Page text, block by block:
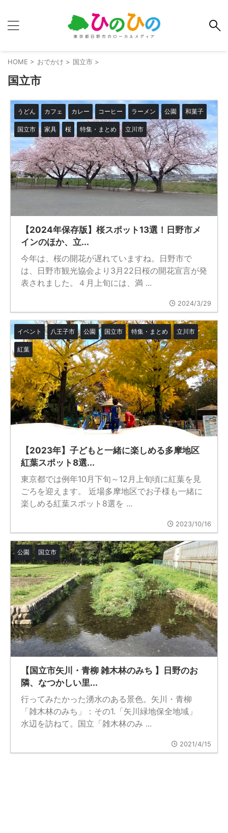
HOME > おでかけ > 国立市 >
国立市
うどん カフェ カレー コーヒー ラーメン 公園 和菓子
国立市 家具 桜 特集・まとめ 立川市
【2024年保存版】桜スポット13選！日野市メ
インのほか、立...
今年は、桜の開花が遅れていますね。日野市で
は、日野市観光協会より3月22日桜の開花宣言が発
表されました。４月上旬には、満 ...
2024/3/29
イベント 八王子市 公園 国立市 特集・まとめ 立川市
紅葉
【2023年】子どもと一緒に楽しめる多摩地区
紅葉スポット8選...
東京都では例年10月下旬～12月上旬頃に紅葉を見
ごろを迎えます。 近場多摩地区でお子様も一緒に
楽しめる紅葉スポット8選を ...
2023/10/16
公園 国立市
【国立市矢川・青柳 雑木林のみち 】日野のお
隣、なつかしい里...
行ってみたかった湧水のある景色。矢川・青柳
「雑木林のみち」：その1.「矢川緑地保全地域」
水辺を訪ねて。国立「雑木林のみ ...
2021/4/15